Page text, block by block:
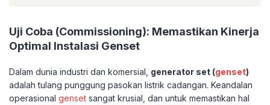
Uji Coba (Commissioning): Memastikan Kinerja
Optimal Instalasi Genset
Dalam dunia industri dan komersial, generator set (genset)
adalah tulang punggung pasokan listrik cadangan. Keandalan
operasional genset sangat krusial, dan untuk memastikan hal